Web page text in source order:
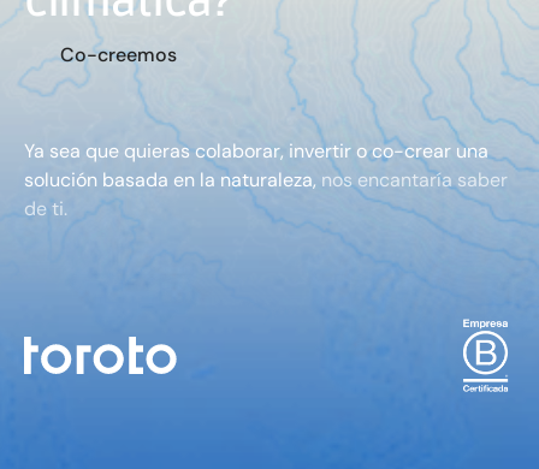
Co-creemos
Ya sea que quieras colaborar, invertir o co-crear una
solución basada en la naturaleza, nos encantaría saber
de ti.